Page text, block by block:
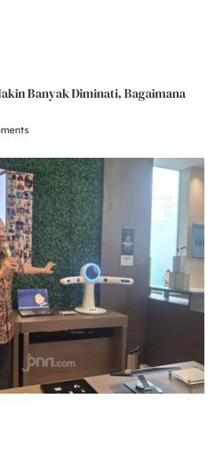
Banyak Diminati, Bagaimana